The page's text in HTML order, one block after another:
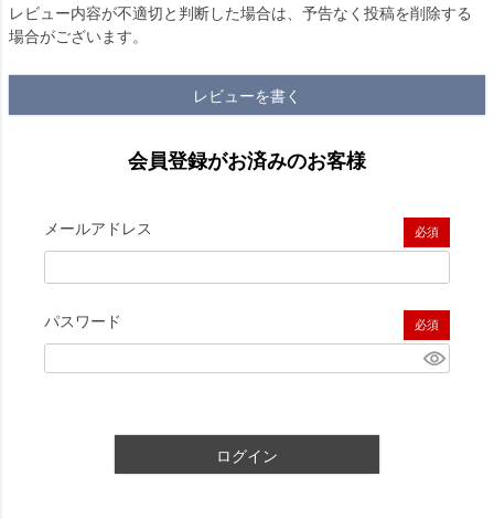
レビュー内容が不適切と判断した場合は、予告なく投稿を削除する
場合がございます。
レビューを書く
会員登録がお済みのお客様
メールアドレス
(必須)
パスワード
(必須)
ログイン